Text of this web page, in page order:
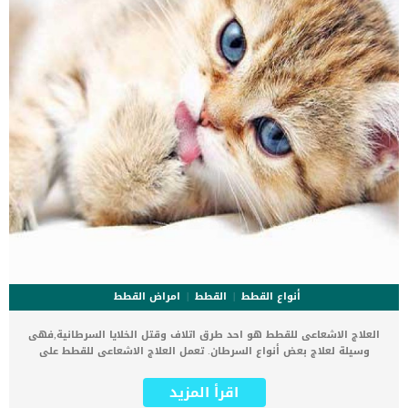
أنواع القطط القطط
امراض القطط
العلاج الاشعاعى للقطط هو احد طرق اتلاف وقتل الخلايا السرطانية,فهى
وسيلة لعلاج بعض أنواع السرطان. تعمل العلاج الاشعاعى للقطط على
البنكرياس عند القطط “اعرف بالتفاصيل” ليست كل أنواع السرطان قابلة
للعلاج الإشعاعي حيث تختلف باختلاف أنواع السرطان وموقعها فى جسم
اقرأ المزيد